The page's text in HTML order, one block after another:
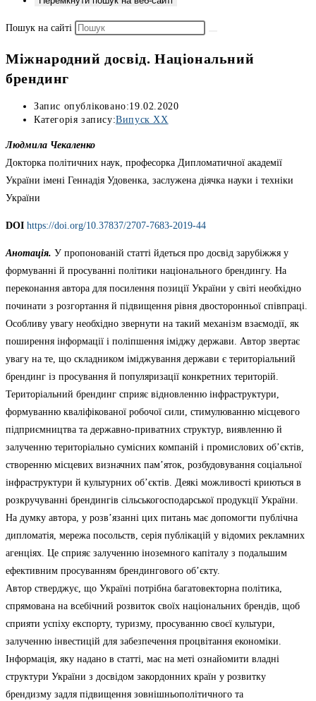
Пошук на сайті
Міжнародний досвід. Національний
брендинг
Запис опубліковано:19.02.2020
Категорія запису:Випуск XX
Людмила Чекаленко
Докторка політичних наук, професорка Дипломатичної академії
України імені Геннадія Удовенка, заслужена діячка науки і техніки
України
DOI https://doi.org/10.37837/2707-7683-2019-44
Анотація. У пропонованій статті йдеться про досвід зарубіжжя у
формуванні й просуванні політики національного брендингу. На
переконання автора для посилення позиції України у світі необхідно
починати з розгортання й підвищення рівня двосторонньої співпраці.
Особливу увагу необхідно звернути на такий механізм взаємодії, як
поширення інформації і поліпшення іміджу держави. Автор звертає
увагу на те, що складником іміджування держави є територіальний
брендинг із просування й популяризації конкретних територій.
Територіальний брендинг сприяє відновленню інфраструктури,
формуванню кваліфікованої робочої сили, стимулюванню місцевого
підприємництва та державно-приватних структур, виявленню й
залученню територіально сумісних компаній і промислових об’єктів,
створенню місцевих визначних пам’яток, розбудовування соціальної
інфраструктури й культурних об’єктів. Деякі можливості криються в
розкручуванні брендингів сільськогосподарської продукції України.
На думку автора, у розв’язанні цих питань має допомогти публічна
дипломатія, мережа посольств, серія публікацій у відомих рекламних
агенціях. Це сприяє залученню іноземного капіталу з подальшим
ефективним просуванням брендингового об’єкту.
Автор стверджує, що Україні потрібна багатовекторна політика,
спрямована на всебічний розвиток своїх національних брендів, щоб
сприяти успіху експорту, туризму, просуванню своєї культури,
залученню інвестицій для забезпечення процвітання економіки.
Інформація, яку надано в статті, має на меті ознайомити владні
структури України з досвідом закордонних країн у розвитку
брендизму задля підвищення зовнішньополітичного та